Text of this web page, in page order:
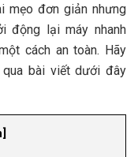
mẹo đơn giản nhưng
động lại máy nhanh
cách an toàn. Hãy
bài viết dưới đây
]